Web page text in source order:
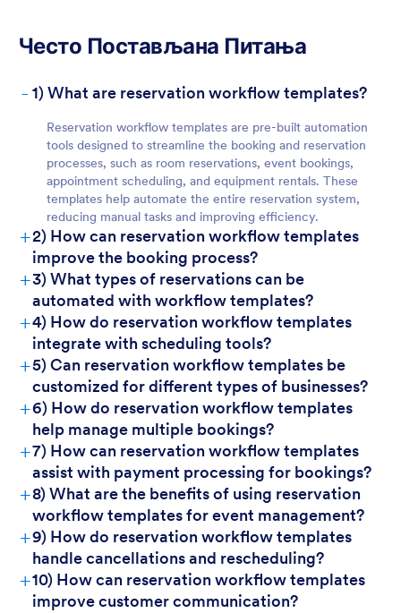
Често Постављана Питања
- 1) What are reservation workflow templates?
Reservation workflow templates are pre-built automation
tools designed to streamline the booking and reservation
processes, such as room reservations, event bookings,
appointment scheduling, and equipment rentals. These
templates help automate the entire reservation system,
reducing manual tasks and improving efficiency.
+2) How can reservation workflow templates
improve the booking process?
+3) What types of reservations can be
automated with workflow templates?
+4) How do reservation workflow templates
integrate with scheduling tools?
+5) Can reservation workflow templates be
customized for different types of businesses?
+6) How do reservation workflow templates
help manage multiple bookings?
+7) How can reservation workflow templates
assist with payment processing for bookings?
+8) What are the benefits of using reservation
workflow templates for event management?
+9) How do reservation workflow templates
handle cancellations and rescheduling?
+10) How can reservation workflow templates
improve customer communication?